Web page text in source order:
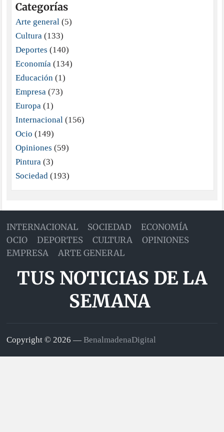
Categorías
Arte general(5)
Cultura(133)
Deportes (140)
Economía(134)
Educación(1)
Empresa(73)
Europa(1)
Internacional(156)
Ocio (149)
Opiniones (59)
Pintura(3)
Sociedad(193)
INTERNACIONAL SOCIEDAD
ECONOMÍA
OCIO
DEPORTES CULTURA
OPINIONES
EMPRESA
ARTE GENERAL
TUS NOTICIAS DE LA
SEMANA
Copyright © 2026 —BenalmadenaDigital